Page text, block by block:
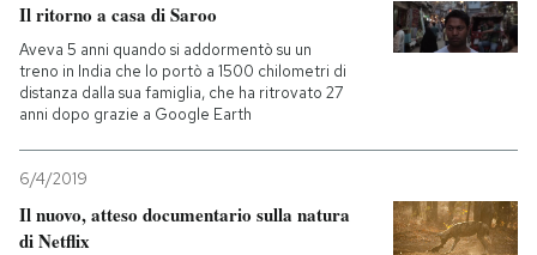
Il ritorno a casa di Saroo
Aveva 5 anni quando si addormentò su un
treno in India che lo portò a 1500 chilometri di
distanza dalla sua famiglia, che ha ritrovato 27
anni dopo grazie a Google Earth
6/4/2019
Il nuovo, atteso documentario sulla natura
di Netflix